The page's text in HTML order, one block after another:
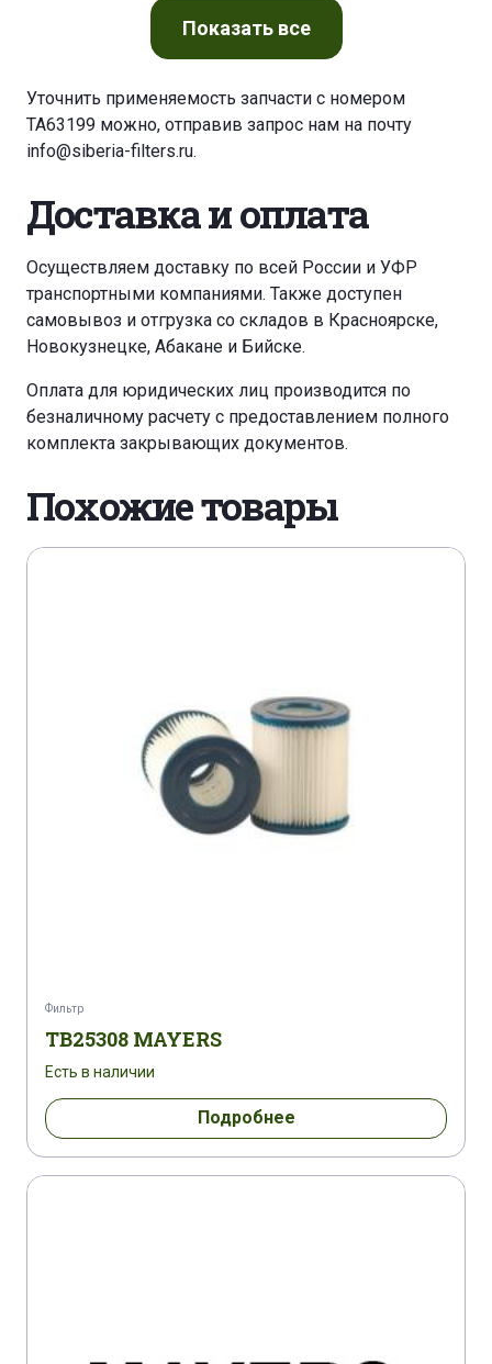
Показатьвсе
Уточнить применяемость запчасти с номером
TA63199 можно, отправив запрос нам на почту
info@siberia-filters.ru.
Доставка и оплата
Осуществляем доставку по всей России и УФР
транспортными компаниями. Также доступен
самовывоз и отгрузка со складов в Красноярске,
Новокузнецке, Абакане и Бийске.
Оплата для юридических лиц производится по
безналичному расчету с предоставлением полного
комплекта закрывающих документов.
Похожие товары
Фильтр
TB25308 MAYERS
Есть в наличии
Подробнее